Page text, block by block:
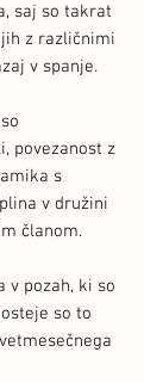
saj so takrat
z različnimi
v spanje.
povezanost z
s
v družini
članom.
v pozah, ki so
so to